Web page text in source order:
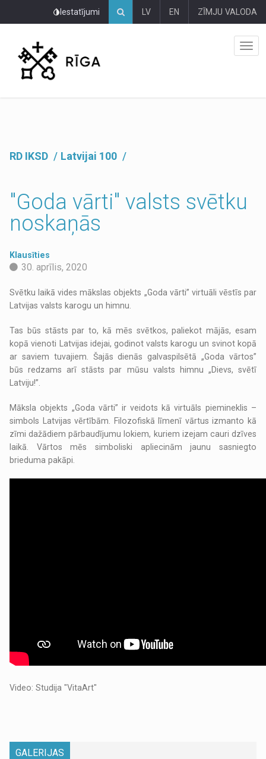
Iestatījumi LV EN ZĪMJU VALODA
RD IKSD Latvijai 100
"Goda vārti" valsts svētku
noskaņās
Klausīties
30. aprīlis, 2020
Svētku laikā vides mākslas objekts „Goda vārti” virtuāli vēstīs par
Latvijas valsts karogu un himnu.
Tas būs stāsts par to, kā mēs svētkos, paliekot mājās, esam
kopā vienoti Latvijas idejai, godinot valsts karogu un svinot kopā
ar saviem tuvajiem. Šajās dienās galvaspilsētā „Goda vārtos”
būs redzams arī stāsts par mūsu valsts himnu „Dievs, svētī
Latviju!”.
Māksla objekts „Goda vārti” ir veidots kā virtuāls piemineklis –
simbols Latvijas vērtībām. Filozofiskā līmenī vārtus izmanto kā
zīmi dažādiem pārbaudījumu lokiem, kuriem izejam cauri dzīves
laikā. Vārtos mēs simboliski apliecinām jaunu sasniegto
brieduma pakāpi.
Video: Studija "VitaArt"
GALERIJAS